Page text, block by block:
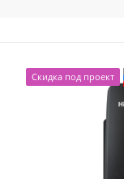
Скидка под проект